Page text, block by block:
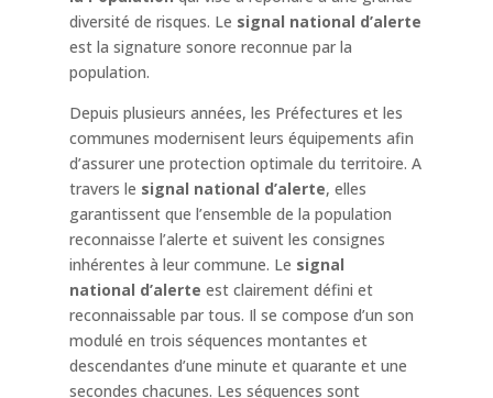
diversité de risques. Le signal national d’alerte
est la signature sonore reconnue par la
population.
Depuis plusieurs années, les Préfectures et les
communes modernisent leurs équipements afin
d’assurer une protection optimale du territoire. A
travers le signal national d’alerte, elles
garantissent que l’ensemble de la population
reconnaisse l’alerte et suivent les consignes
inhérentes à leur commune. Le signal
national d’alerte est clairement défini et
reconnaissable par tous. Il se compose d’un son
modulé en trois séquences montantes et
descendantes d’une minute et quarante et une
secondes chacunes. Les séquences sont